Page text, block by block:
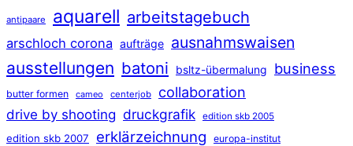
antipaare aquarell arbeitstagebuch
arschloch corona aufträge ausnahmswaisen
ausstellungen batoni bsltz-übermalung business
butter formen cameo centerjob collaboration
drive by shooting druckgrafik edition skb 2005
edition skb 2007 erklärzeichnung europa-institut